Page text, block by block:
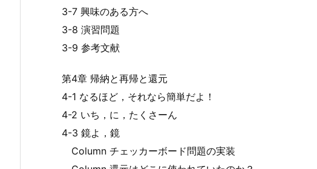
3-7 興味のある方へ
3-8 演習問題
3-9 参考文献
第4章 帰納と再帰と還元
4-1 なるほど，それなら簡単だよ！
4-2 いち，に，たくさーん
4-3 鏡よ，鏡
Column チェッカーボード問題の実装